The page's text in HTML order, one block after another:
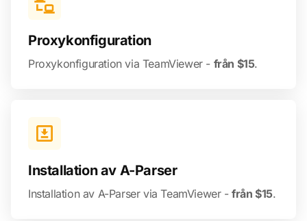
Proxykonfiguration
Proxykonfiguration via TeamViewer - från $15.
Installation av A-Parser
Installation av A-Parser via TeamViewer -från $15.